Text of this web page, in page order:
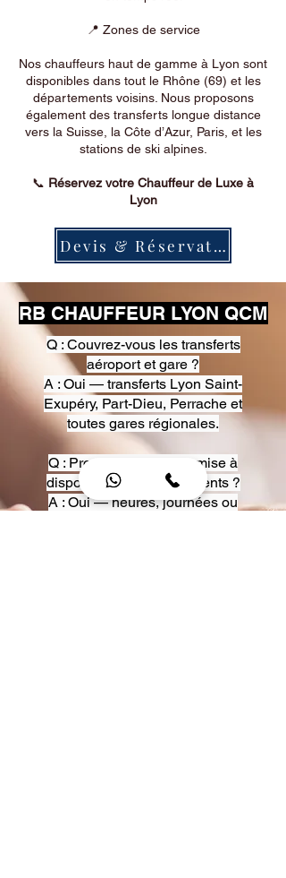
📍 Zones de service
Nos chauffeurs haut de gamme à Lyon sont
disponibles dans tout le Rhône (69) et les
départements voisins. Nous proposons
également des transferts longue distance
vers la Suisse, la Côte d’Azur, Paris, et les
stations de ski alpines.
📞 Réservez votre Chauffeur de Luxe à
Lyon
Devis & Réservation
RB CHAUFFEUR LYON QCM
Q : Couvrez-vous les transferts
aéroport et gare ?
A : Oui — transferts Lyon Saint-
Exupéry, Part-Dieu, Perrache et
toutes gares régionales.
Q : Proposez-vous une mise à
disposition pour événements ?
A : Oui — heures, journées ou